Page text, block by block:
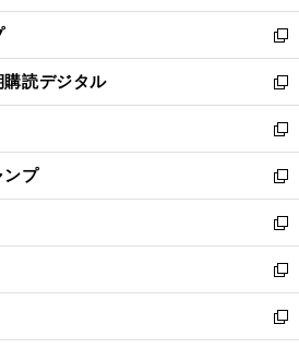
開
く
ウ
で
開
く
ン
ド
ウ
で
開
く
ウ
ィ
ン
ド
ウ
で
開
く
新
し
い
ウ
ィ
ン
ド
ウ
で
開
く
読デジタル
新
し
い
ウ
ィ
ン
ド
ウ
で
開
く
新
し
い
ウ
ィ
ン
ド
ウ
で
開
ンプ
新
し
い
ウ
ィ
ン
ド
ウ
新
し
い
ウ
ィ
ン
新
し
い
ウ
新
し